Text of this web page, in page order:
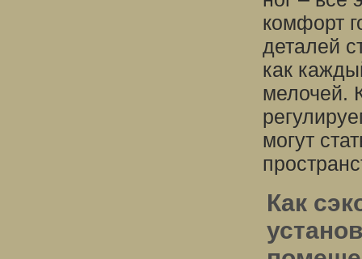
комфорт
деталей
как
мелочей.
могут
Как